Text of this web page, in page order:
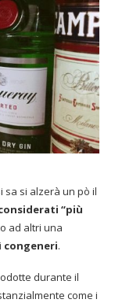
sa si alzerà un pò il
“più
ad altri una
congeneri.
durante il
come i